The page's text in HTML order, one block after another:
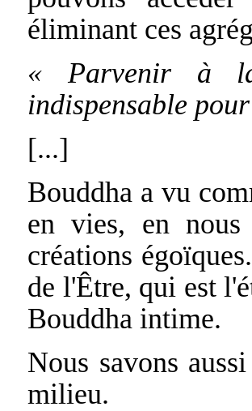
éliminant ces
« Parvenir à la
indispensable
[...]
Bouddha a vu
en vies, en nous
créations
de l'Être, qui est
Bouddha intime.
Nous savons
milieu.